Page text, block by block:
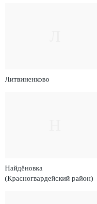
Литвиненково
Найдёновка
(Красногвардейский район)